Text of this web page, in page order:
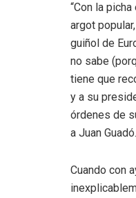
“Con la
argot
guiñol de
no sabe
tiene que
y a su
órdenes de
a Juan Guadó.
Cuando con